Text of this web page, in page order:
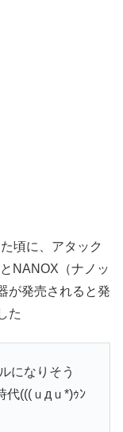
頃に、アタック
NANOX（ナノッ
が発売されると発
た
になりそう
代(((ｕдｕ*)ｩﾝ